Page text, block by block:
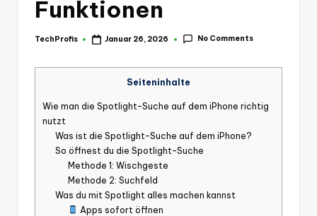
Funktionen
Posted
TechProfis Januar 26, 2026 No Comments
Seiteninhalte
Wie man die Spotlight-Suche auf dem iPhone richtig
nutzt
Was ist die Spotlight-Suche auf dem iPhone?
So öffnest du die Spotlight-Suche
Methode 1: Wischgeste
Methode 2: Suchfeld
Was du mit Spotlight alles machen kannst
Apps sofort öffnen